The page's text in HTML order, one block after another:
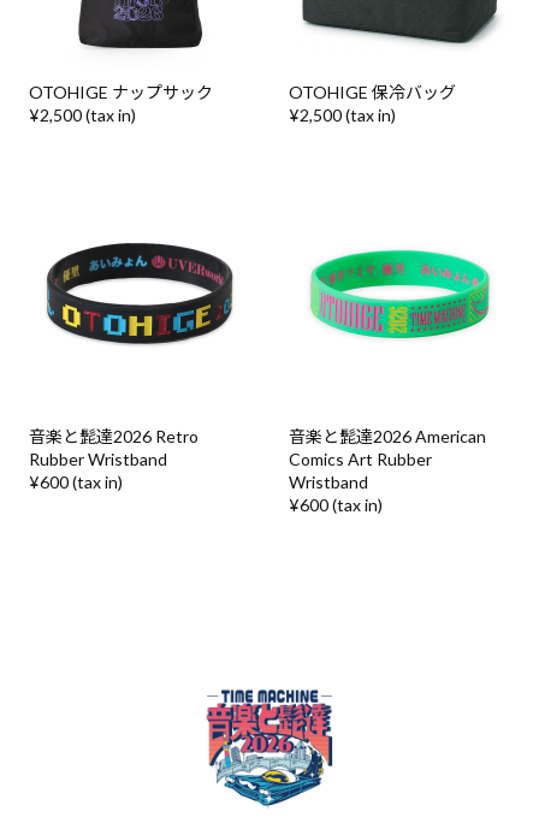
OTOHIGE ナップサック
¥2,500 (tax in)
OTOHIGE 保冷バッグ
¥2,500 (tax in)
音楽と髭達2026 Retro
Rubber Wristband
¥600 (tax in)
音楽と髭達2026 American
Comics Art Rubber
Wristband
¥600 (tax in)